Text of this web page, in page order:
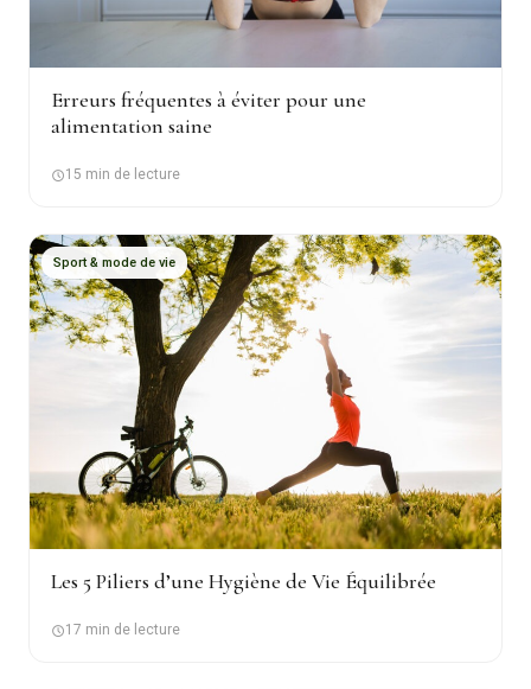
Erreurs fréquentes à éviter pour une
alimentation saine
15 min de lecture
Sport & mode de vie
Les 5 Piliers d’une Hygiène de Vie Équilibrée
17 min de lecture